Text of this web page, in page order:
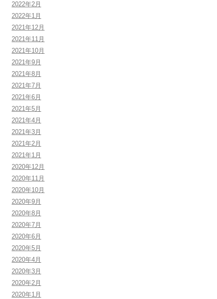
2022年2月
2022年1月
2021年12月
2021年11月
2021年10月
2021年9月
2021年8月
2021年7月
2021年6月
2021年5月
2021年4月
2021年3月
2021年2月
2021年1月
2020年12月
2020年11月
2020年10月
2020年9月
2020年8月
2020年7月
2020年6月
2020年5月
2020年4月
2020年3月
2020年2月
2020年1月